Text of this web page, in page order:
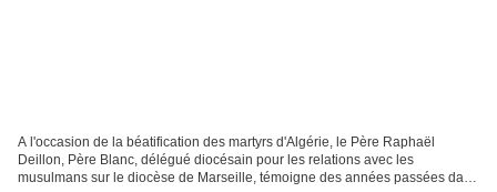
A l'occasion de la béatification des martyrs d'Algérie, le Père Raphaël
Deillon, Père Blanc, délégué diocésain pour les relations avec les
musulmans sur le diocèse de Marseille, témoigne des années passées dans